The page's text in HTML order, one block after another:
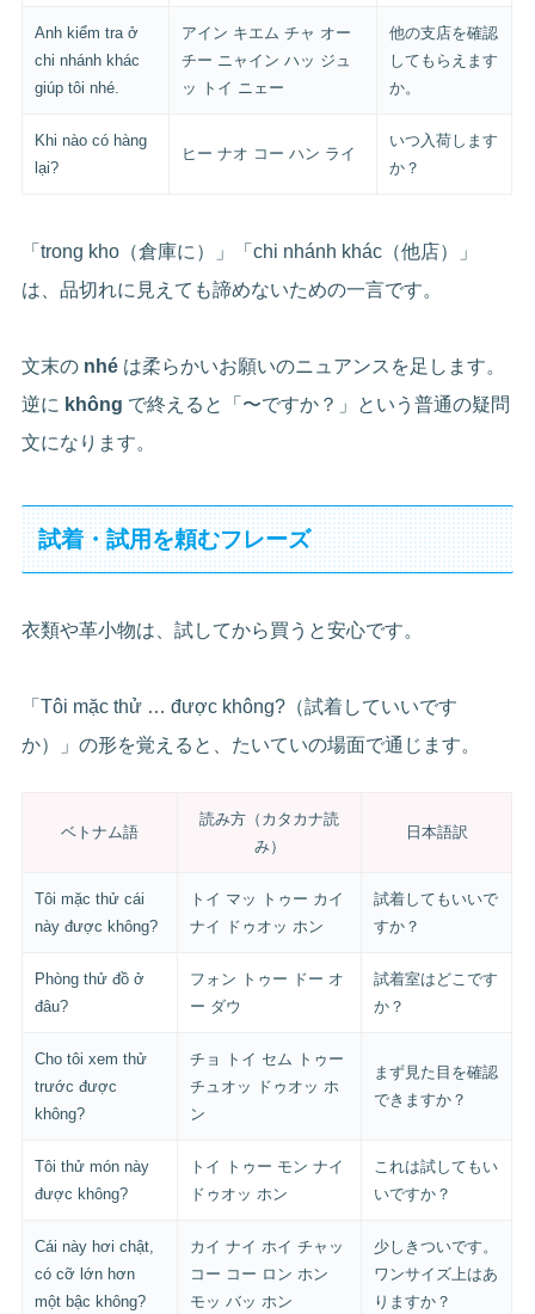
Anh kiểm tra ở
chi nhánh khác
giúp tôi nhé.
アイン キエム チャ オー
チー ニャイン ハッ ジュ
ッ トイ ニェー
他の支店を確認
してもらえます
か。
Khi nào có hàng
lại?
ヒー ナオ コー ハン ライ
いつ入荷します
か？
「trong kho（倉庫に）」「chi nhánh khác（他店）」
は、品切れに見えても諦めないための一言です。
文末の nhé は柔らかいお願いのニュアンスを足します。
逆に không で終えると「〜ですか？」という普通の疑問
文になります。
試着・試用を頼むフレーズ
衣類や革小物は、試してから買うと安心です。
「Tôi mặc thử … được không?（試着していいです
か）」の形を覚えると、たいていの場面で通じます。
ベトナム語
読み方（カタカナ読
み）
日本語訳
Tôi mặc thử cái
này được không?
トイ マッ トゥー カイ
ナイ ドゥオッ ホン
試着してもいいで
すか？
Phòng thử đồ ở
đâu?
フォン トゥー ドー オ
ー ダウ
試着室はどこです
か？
Cho tôi xem thử
trước được
không?
チョ トイ セム トゥー
チュオッ ドゥオッ ホ
ン
まず見た目を確認
できますか？
Tôi thử món này
được không?
トイ トゥー モン ナイ
ドゥオッ ホン
これは試してもい
いですか？
Cái này hơi chật,
có cỡ lớn hơn
một bậc không?
カイ ナイ ホイ チャッ
コー コー ロン ホン
モッ バッ ホン
少しきついです。
ワンサイズ上はあ
りますか？